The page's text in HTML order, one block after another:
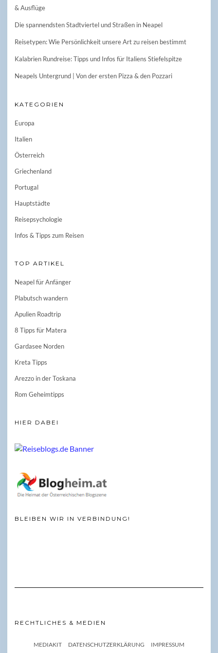
& Ausflüge
Die spannendsten Stadtviertel und Straßen in Neapel
Reisetypen: Wie Persönlichkeit unsere Art zu reisen bestimmt
Kalabrien Rundreise: Tipps und Infos für Italiens Stiefelspitze
Neapels Untergrund | Von der ersten Pizza & den Pozzari
KATEGORIEN
Europa
Italien
Österreich
Griechenland
Portugal
Hauptstädte
Reisepsychologie
Infos & Tipps zum Reisen
TOP ARTIKEL
Neapel für Anfänger
Plabutsch wandern
Apulien Roadtrip
8 Tipps für Matera
Gardasee Norden
Kreta Tipps
Arezzo in der Toskana
Rom Geheimtipps
HIER DABEI
BLEIBEN WIR IN VERBINDUNG!
RECHTLICHES & MEDIEN
MEDIAKIT DATENSCHUTZERKLÄRUNG IMPRESSUM